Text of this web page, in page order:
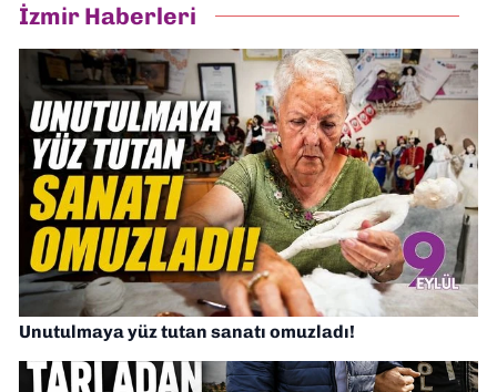
İzmir Haberleri
Unutulmaya yüz tutan sanatı omuzladı!